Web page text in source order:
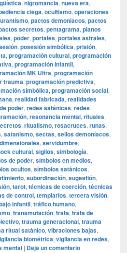
, nigromancia, nueva era,
ciega, ocultismo, operaciones
, pactos demoníacos, pactos
secretos, pentagrama, planos
, poder, portales, portales astrales,
, posesión simbólica, prisión,
, programación cultural, programación
, programación infantil,
MK Ultra, programación
trauma, programación predictiva,
simbólica, programación social,
, realidad fabricada, realidades
poder, redes satánicas, redes
, resonancia mental, rituales,
, ritualismo, rosacruces, runas,
, satanismo, sectas, sellos demoníacos,
, servidumbre,
cultural, sigilos, simbología,
de poder, símbolos en medios,
ocultos, símbolos satánicos,
, subordinación, sugestión,
, tarot, técnicas de coerción, técnicas
de control, templarios, tercera visión,
infantil, tráfico humano,
, transmutación, trata, trata de
, trauma generacional, trauma
ritual satánico, vibraciones bajas,
biométrica, vigilancia en redes,
mental | Deja un comentario